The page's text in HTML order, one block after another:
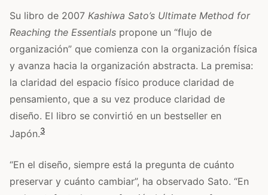
Su libro de 2007 Kashiwa Sato’s Ultimate Method for
Reaching the Essentials propone un “flujo de
organización” que comienza con la organización física
y avanza hacia la organización abstracta. La premisa:
la claridad del espacio físico produce claridad de
pensamiento, que a su vez produce claridad de
diseño. El libro se convirtió en un bestseller en
Japón.3
“En el diseño, siempre está la pregunta de cuánto
preservar y cuánto cambiar”, ha observado Sato. “En